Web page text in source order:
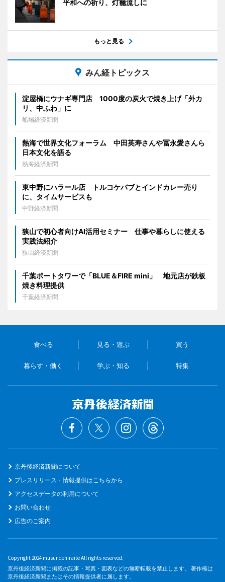
平和への祈り、灯籠流しに
もっと見る
みん経トピックス
淀屋橋にウナギ専門店 1000度の炭火で焼き上げ「外カ
リ、中ふわ」に
船場経済新聞
熱海で世界文化フォーラム 中田英寿さんや冨永愛さんら
日本文化を語る
熱海経済新聞
東中野にハラール店 トルコケバブとインドカレー売り
に、タイムサービスも
中野経済新聞
狭山で初心者向けAI活用セミナー 仕事や暮らしに使える
実践法紹介
狭山経済新聞
千葉ポートタワーで「BLUE＆FIRE mini」 地元店が鉄板
焼き料理提供
千葉経済新聞
食べる 見る・遊ぶ 買う
暮らす・働く 学ぶ・知る 特集
京丹後経済新聞について
プレスリリース・情報提供はこちらから
アクセスデータの利用について
お問い合わせ
広告のご案内
Copyright 2024 musundehiraite All rights reserved.
京丹後経済新聞に掲載の記事・写真・図表などの無断転載を禁止します。 著作権は
京丹後経済新聞またはその情報提供者に属します。